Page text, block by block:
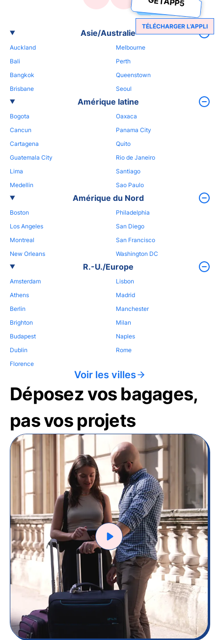
Asie/Australie
Auckland
Bali
Bangkok
Brisbane
Melbourne
Perth
Queenstown
Seoul
Amérique latine
Bogota
Cancun
Cartagena
Guatemala City
Lima
Medellin
Oaxaca
Panama City
Quito
Rio de Janeiro
Santiago
Sao Paulo
Amérique du Nord
Boston
Los Angeles
Montreal
New Orleans
Philadelphia
San Diego
San Francisco
Washington DC
R.-U./Europe
Amsterdam
Athens
Berlin
Brighton
Budapest
Dublin
Florence
Lisbon
Madrid
Manchester
Milan
Naples
Rome
Voir les villes
Déposez vos bagages,
pas vos projets
TÉLÉCHARGER L’APPLI